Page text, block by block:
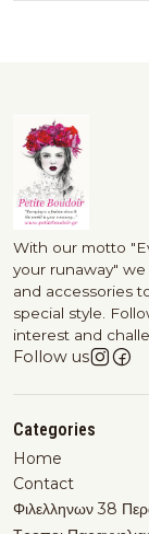
With our motto
your runaway"
and accessories
special style.
interest and
Follow us
Categories
Home
Contact
Φιλελληνων 38